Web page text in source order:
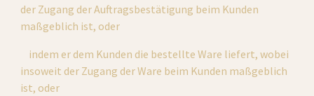
der Zugang der Auftragsbestätigung beim Kunden
maßgeblich ist, oder
insoweit der Zugang der Ware beim Kunden maßgeblich
ist, oder